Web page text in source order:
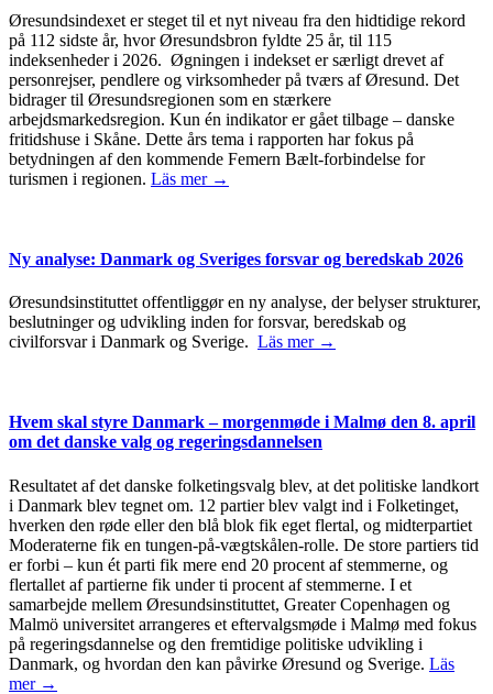
Øresundsindexet er steget til et nyt niveau fra den hidtidige rekord
på 112 sidste år, hvor Øresundsbron fyldte 25 år, til 115
indeksenheder i 2026. Øgningen i indekset er særligt drevet af
personrejser, pendlere og virksomheder på tværs af Øresund. Det
bidrager til Øresundsregionen som en stærkere
arbejdsmarkedsregion. Kun én indikator er gået tilbage – danske
fritidshuse i Skåne. Dette års tema i rapporten har fokus på
betydningen af den kommende Femern Bælt-forbindelse for
turismen i regionen. Läs mer →
Ny analyse: Danmark og Sveriges forsvar og beredskab 2026
Øresundsinstituttet offentliggør en ny analyse, der belyser strukturer,
beslutninger og udvikling inden for forsvar, beredskab og
civilforsvar i Danmark og Sverige. Läs mer →
Hvem skal styre Danmark – morgenmøde i Malmø den 8. april
om det danske valg og regeringsdannelsen
Resultatet af det danske folketingsvalg blev, at det politiske landkort
i Danmark blev tegnet om. 12 partier blev valgt ind i Folketinget,
hverken den røde eller den blå blok fik eget flertal, og midterpartiet
Moderaterne fik en tungen-på-vægtskålen-rolle. De store partiers tid
er forbi – kun ét parti fik mere end 20 procent af stemmerne, og
flertallet af partierne fik under ti procent af stemmerne. I et
samarbejde mellem Øresundsinstituttet, Greater Copenhagen og
Malmö universitet arrangeres et eftervalgsmøde i Malmø med fokus
på regeringsdannelse og den fremtidige politiske udvikling i
Danmark, og hvordan den kan påvirke Øresund og Sverige. Läs
mer →